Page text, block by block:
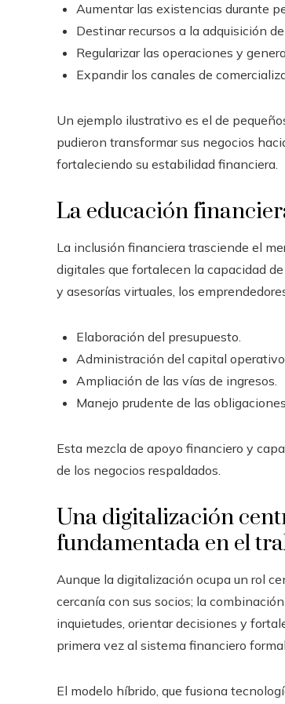
Aumentar las existencias durante
Destinar recursos a la adquisición
Regularizar las operaciones y
Expandir los canales de
Un ejemplo ilustrativo es el de
pudieron transformar sus negocios
fortaleciendo su estabilidad financiera.
La educación
La inclusión financiera trasciende el
digitales que fortalecen la capacidad
y asesorías virtuales, los
Elaboración del presupuesto.
Administración del capital
Ampliación de las vías de ingresos.
Manejo prudente de las
Esta mezcla de apoyo financiero y
de los negocios respaldados.
Una digitalización
fundamentada en el
Aunque la digitalización ocupa un rol
cercanía con sus socios; la
inquietudes, orientar decisiones y
primera vez al sistema financiero
El modelo híbrido, que fusiona